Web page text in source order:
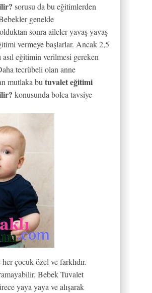
sorusu da bu eğitimlerden
genelde
sonra aileler yavaş yavaş
vermeye başlarlar. Ancak 2,5
asıl eğitimin verilmesi gereken
tecrübeli olan anne
mutlaka bu tuvalet eğitimi
konusunda bolca tavsiye
çocuk özel ve farklıdır.
Bebek Tuvalet
yaya yaya ve alışarak